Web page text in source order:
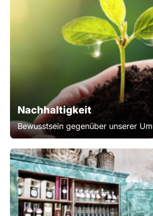
Nachhaltigkeit
Bewusstsein gegenüber unserer